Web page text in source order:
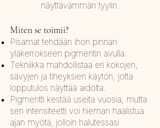
näyttävämmän tyylin.
Miten se toimii?
Pisamat tehdään ihon pinnan
yläkerrokseen pigmentin avulla.
Tekniikka mahdollistaa eri kokojen,
sävyjen ja tiheyksien käytön, jotta
lopputulos näyttää aidolta.
Pigmentti kestää useita vuosia, mutta
sen intensiteetti voi hieman haalistua
ajan myötä, jolloin halutessasi